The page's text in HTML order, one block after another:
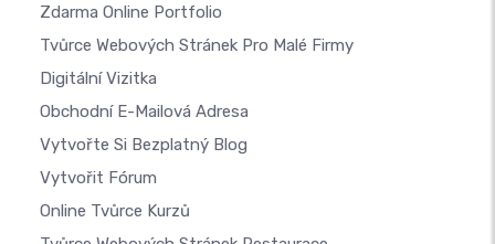
Zdarma Online Portfolio
Tvůrce Webových Stránek Pro Malé Firmy
Digitální Vizitka
Obchodní E-Mailová Adresa
Vytvořte Si Bezplatný Blog
Vytvořit Fórum
Online Tvůrce Kurzů